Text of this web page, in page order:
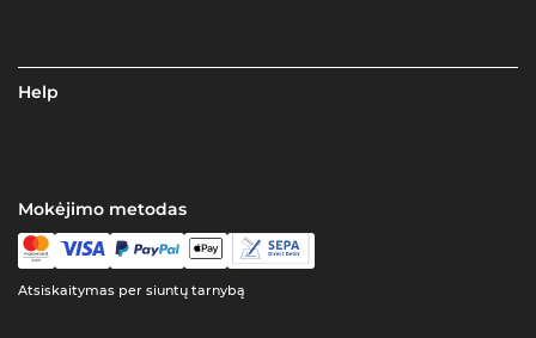
Help
Mokėjimo metodas
Atsiskaitymas per siuntų tarnybą